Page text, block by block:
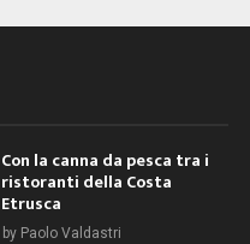
Con la canna da pesca tra i
ristoranti della Costa
Etrusca
by Paolo Valdastri